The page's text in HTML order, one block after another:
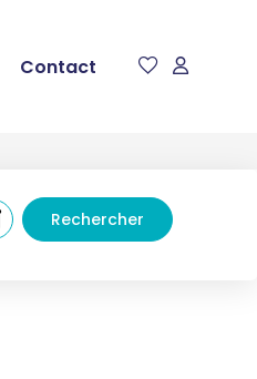
Contact